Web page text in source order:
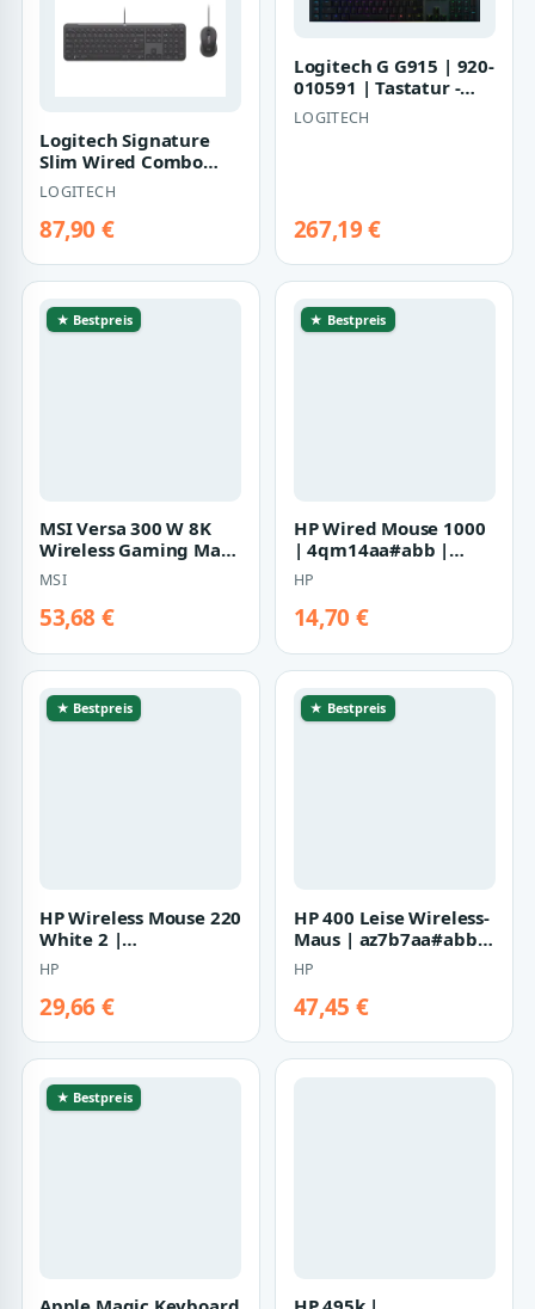
Logitech Signature
Slim Wired Combo
MK620 for Business |
920-013344 |
LOGITECH
87,90 €
Logitech G G915 | 920-
010591 | Tastatur -
hintergrundbeleuchtet
LOGITECH
267,19 €
★ Bestpreis
| s12-4301600-cla |
Maus - Opt…
MSI
53,68 €
★ Bestpreis
HP Wired Mouse 1000
| 4qm14aa#abb |
Maus - Maus
HP
14,70 €
★ Bestpreis
HP Wireless Mouse 220
White 2 |
7kx12aa#abb | Maus -
1.600 dpi
HP
29,66 €
★ Bestpreis
HP 400 Leise Wireless-
Maus | az7b7aa#abb |
Beidhändig - RF
Wireless +…
HP
47,45 €
★ Bestpreis